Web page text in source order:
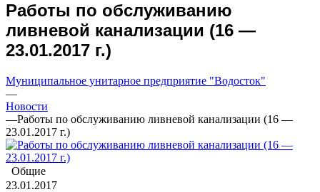
Работы по обслуживанию
ливневой канализации (16 —
23.01.2017 г.)
Муниципальное унитарное предприятие "Водосток"
—
Новости
—Работы по обслуживанию ливневой канализации (16 —
23.01.2017 г.)
Общие
23.01.2017